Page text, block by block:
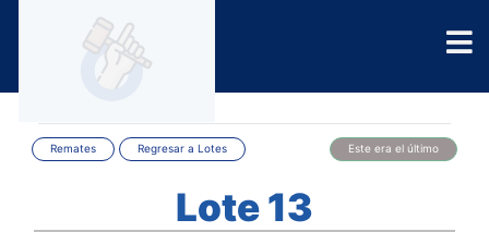
Remates Regresar a Lotes Este era el último
Lote 13